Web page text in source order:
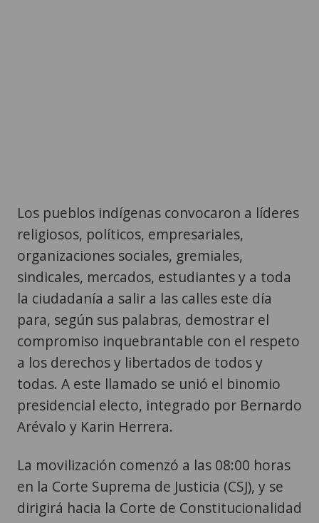
Los pueblos indígenas convocaron a líderes
religiosos, políticos, empresariales,
organizaciones sociales, gremiales,
sindicales, mercados, estudiantes y a toda
la ciudadanía a salir a las calles este día
para, según sus palabras, demostrar el
compromiso inquebrantable con el respeto
a los derechos y libertados de todos y
todas. A este llamado se unió el binomio
presidencial electo, integrado por Bernardo
Arévalo y Karin Herrera.
La movilización comenzó a las 08:00 horas
en la Corte Suprema de Justicia (CSJ), y se
dirigirá hacia la Corte de Constitucionalidad